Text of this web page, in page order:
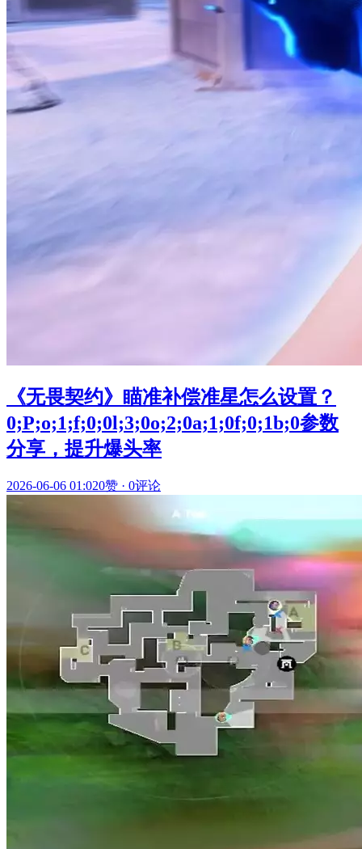
《无畏契约》瞄准补偿准星怎么设置？
0;P;o;1;f;0;0l;3;0o;2;0a;1;0f;0;1b;0参数
分享，提升爆头率
2026-06-06 01:020赞 · 0评论